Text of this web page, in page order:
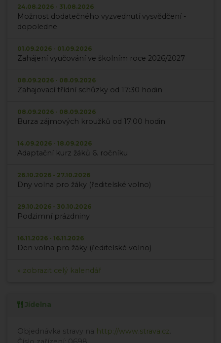
24.08.2026 - 31.08.2026
Možnost dodatečného vyzvednutí vysvědčení -
dopoledne
01.09.2026 - 01.09.2026
Zahájení vyučování ve školním roce 2026/2027
08.09.2026 - 08.09.2026
Zahajovací třídní schůzky od 17:30 hodin
08.09.2026 - 08.09.2026
Burza zájmových kroužků od 17:00 hodin
14.09.2026 - 18.09.2026
Adaptační kurz žáků 6. ročníku
26.10.2026 - 27.10.2026
Dny volna pro žáky (ředitelské volno)
29.10.2026 - 30.10.2026
Podzimní prázdniny
16.11.2026 - 16.11.2026
Den volna pro žáky (ředitelské volno)
» zobrazit celý kalendář
Jídelna
Objednávka stravy na http://www.strava.cz